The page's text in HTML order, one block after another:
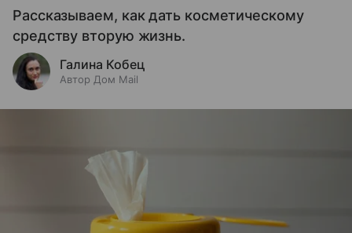
Рассказываем, как дать косметическому
средству вторую жизнь.
Галина Кобец
Автор Дом Mail